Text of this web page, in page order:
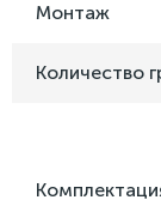
Монтаж
Количество